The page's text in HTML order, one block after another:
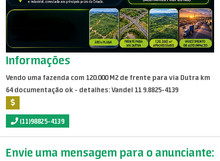
Informações
Vendo uma fazenda com 120.000 M2 de frente para via Dutra km
64 documentação ok - detalhes: Vandel 11 9.8825-4139
(11)98825-4139
Envie uma mensagem para o anunciante: